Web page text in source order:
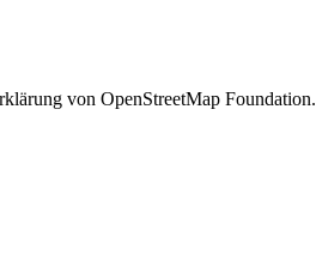
von OpenStreetMap Foundation.